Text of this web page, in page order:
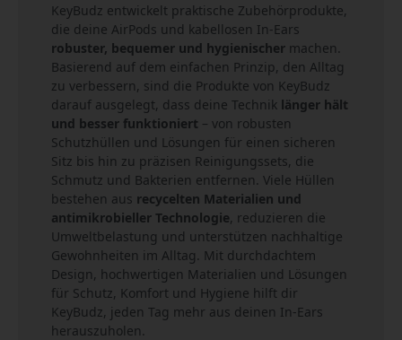
KeyBudz entwickelt praktische Zubehörprodukte,
die deine AirPods und kabellosen In-Ears
robuster, bequemer und hygienischer machen.
Basierend auf dem einfachen Prinzip, den Alltag
zu verbessern, sind die Produkte von KeyBudz
darauf ausgelegt, dass deine Technik länger hält
und besser funktioniert – von robusten
Schutzhüllen und Lösungen für einen sicheren
Sitz bis hin zu präzisen Reinigungssets, die
Schmutz und Bakterien entfernen. Viele Hüllen
bestehen aus recycelten Materialien und
antimikrobieller Technologie, reduzieren die
Umweltbelastung und unterstützen nachhaltige
Gewohnheiten im Alltag. Mit durchdachtem
Design, hochwertigen Materialien und Lösungen
für Schutz, Komfort und Hygiene hilft dir
KeyBudz, jeden Tag mehr aus deinen In-Ears
herauszuholen.